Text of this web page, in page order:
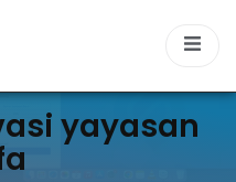
yayasan